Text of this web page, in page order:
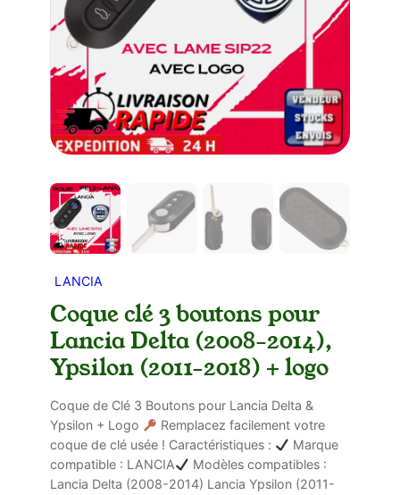
LANCIA
Coque clé 3 boutons pour
Lancia Delta (2008-2014),
Ypsilon (2011-2018) + logo
Coque de Clé 3 Boutons pour Lancia Delta &
Ypsilon + Logo
Remplacez facilement votre
coque de clé usée ! Caractéristiques :
Marque
compatible : LANCIA
Modèles compatibles :
Lancia Delta (2008-2014) Lancia Ypsilon (2011-